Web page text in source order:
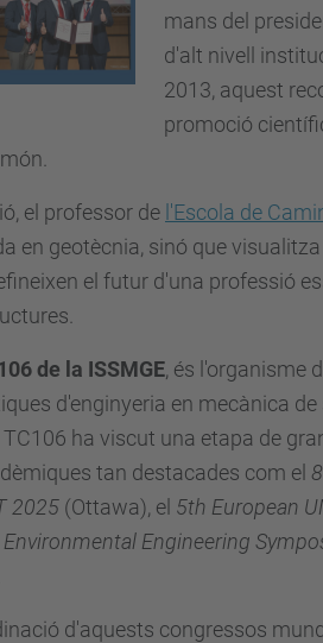
mans del
d'alt nivell
2013, aquest
promoció
el professor de l'Escola de
en geotècnia, sinó que
el futur d'una professió
de la ISSMGE, és l'organisme
d'enginyeria en mecànica
ha viscut una etapa de
tan destacades com el
2025 (Ottawa), el 5th European
Engineering
d'aquests congressos